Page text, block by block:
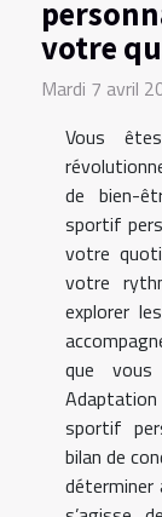
votre
Mardi 7 avril
Vous
de bien-
sportif
votre
votre
explorer
que
sportif
bilan de
déterminer